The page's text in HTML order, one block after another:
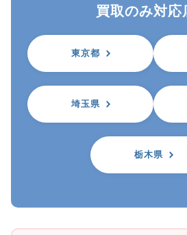
買取のみ対応
東京都
埼玉県
栃木県